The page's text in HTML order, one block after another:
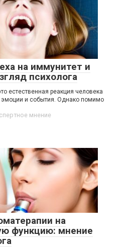
на иммунитет и
психолога
естественная реакция человека
и события. Однако помимо
мнение
на
функцию: мнение